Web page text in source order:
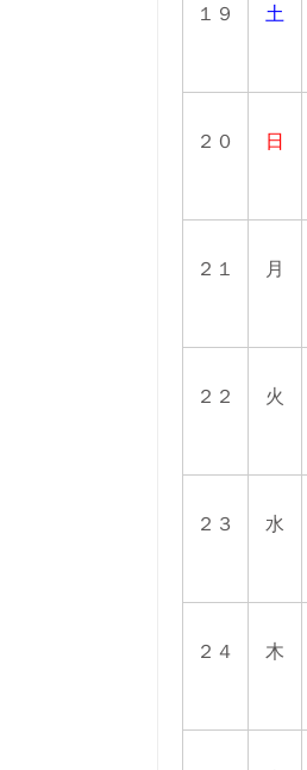
１９ 土
２０ 日
２１ 月
２２ 火
２３ 水
２４ 木